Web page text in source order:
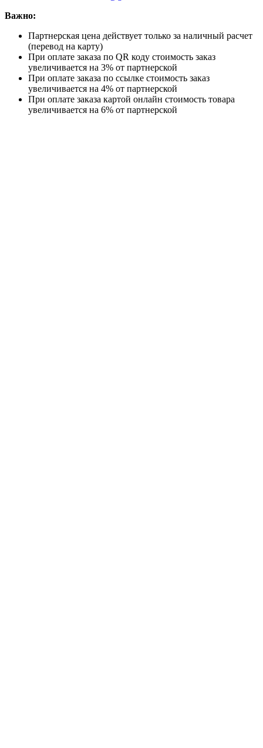
Важно:
Партнерская цена действует только за наличный расчет
(перевод на карту)
При оплате заказа по QR коду стоимость заказ
увеличивается на 3% от партнерской
При оплате заказа по ссылке стоимость заказ
увеличивается на 4% от партнерской
При оплате заказа картой онлайн стоимость товара
увеличивается на 6% от партнерской